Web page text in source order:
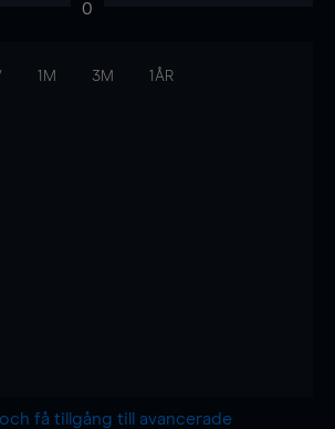
0
1M 3M 1ÅR
få tillgång till avancerade